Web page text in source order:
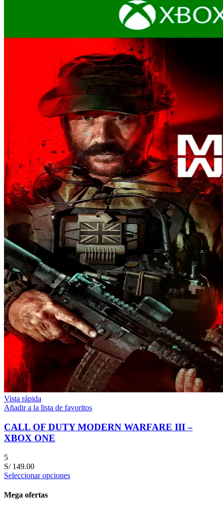
Vista rápida
Añadir a la lista de favoritos
CALL OF DUTY MODERN WARFARE III –
XBOX ONE
5
S/149.00
Seleccionar opciones
Mega ofertas